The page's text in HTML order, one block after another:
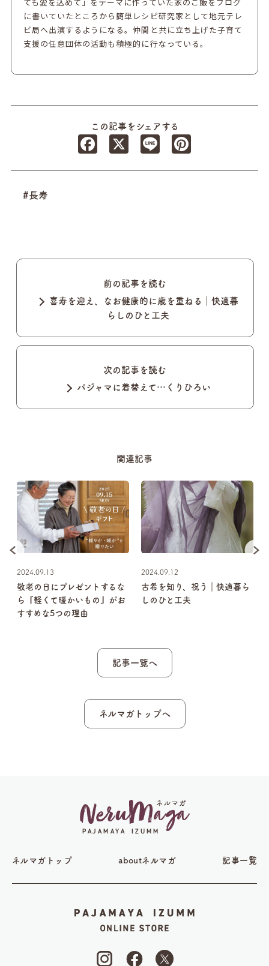
に書いていたところから簡単レシピ研究家として地元テレ
ビ局へ出演するようになる。仲間と共に立ち上げた子育て
支援の任意団体の活動も積極的に行なっている。
この記事をシェアする
Facebook
Line
#長寿
前の記事を読む
喜寿を迎え、なお健康的に歳を重ねる｜快適暮
らしのひと工夫
次の記事を読む
パジャマに着替えて…くりひろい
関連記事
2024.09.13
敬老の日にプレゼントするな
ら『軽くて暖かいもの』がお
すすめな5つの理由
2024.09.12
古希を知り、祝う｜快適暮ら
しのひと工夫
記事一覧へ
ネルマガトップへ
ネルマガトップ aboutネルマガ 記事一覧